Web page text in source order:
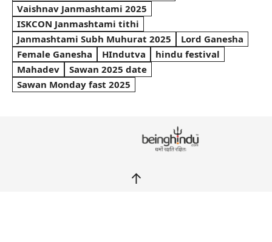
Vaishnav Janmashtami 2025
ISKCON Janmashtami tithi
Janmashtami Subh Muhurat 2025
Lord Ganesha
Female Ganesha
HIndutva
hindu festival
Mahadev
Sawan 2025 date
Sawan Monday fast 2025
↑